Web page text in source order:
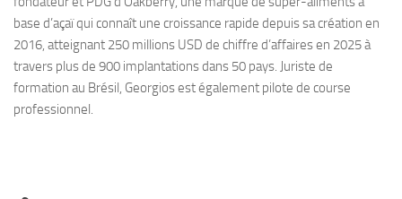
base d’açaï qui connaît une croissance rapide depuis sa création en
2016, atteignant 250 millions USD de chiffre d’affaires en 2025 à
travers plus de 900 implantations dans 50 pays. Juriste de
formation au Brésil, Georgios est également pilote de course
professionnel.